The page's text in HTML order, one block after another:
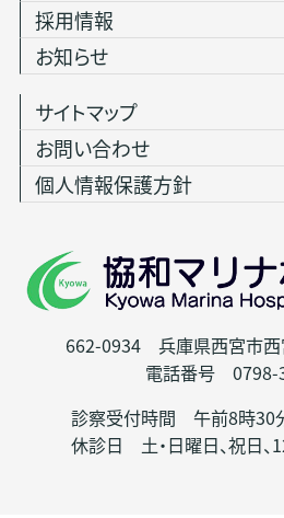
662-0934 兵庫県西宮市西
電話番号 0798-
診察受付時間 午前8時30
休診日 土・日曜日、祝日
採用情報
お知らせ
サイトマップ
お問い合わせ
個人情報保護方針